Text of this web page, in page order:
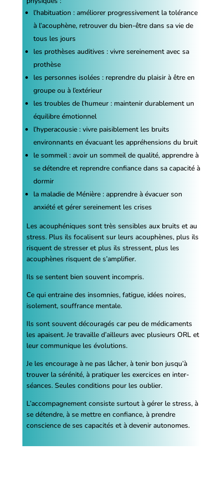
l’habituation : améliorer progressivement la tolérance
à l’acouphène, retrouver du bien-être dans sa vie de
tous les jours
les prothèses auditives : vivre sereinement avec sa
prothèse
les personnes isolées : reprendre du plaisir à être en
groupe ou à l’extérieur
les troubles de l’humeur : maintenir durablement un
équilibre émotionnel
l’hyperacousie : vivre paisiblement les bruits
environnants en évacuant les appréhensions du bruit
le sommeil : avoir un sommeil de qualité, apprendre à
se détendre et reprendre confiance dans sa capacité à
dormir
la maladie de Ménière : apprendre à évacuer son
anxiété et gérer sereinement les crises
Les acouphéniques sont très sensibles aux bruits et au
stress. Plus ils focalisent sur leurs acouphènes, plus ils
risquent de stresser et plus ils stressent, plus les
acouphènes risquent de s’amplifier.
Ils se sentent bien souvent incompris.
Ce qui entraine des insomnies, fatigue, idées noires,
isolement, souffrance mentale.
Ils sont souvent découragés car peu de médicaments
les apaisent. Je travaille d’ailleurs avec plusieurs ORL et
leur communique les évolutions.
Je les encourage à ne pas lâcher, à tenir bon jusqu’à
trouver la sérénité, à pratiquer les exercices en inter-
séances. Seules conditions pour les oublier.
L’accompagnement consiste surtout à gérer le stress, à
se détendre, à se mettre en confiance, à prendre
conscience de ses capacités et à devenir autonomes.